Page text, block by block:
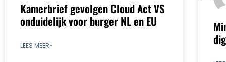
Kamerbrief gevolgen Cloud Act VS
onduidelijk voor burger NL en EU
LEES MEER»